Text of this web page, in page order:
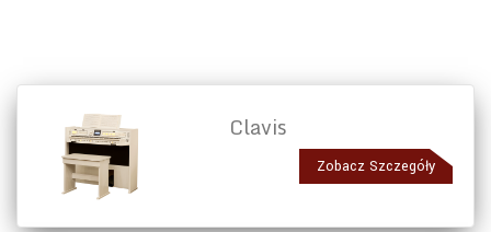
Clavis
Zobacz Szczegóły